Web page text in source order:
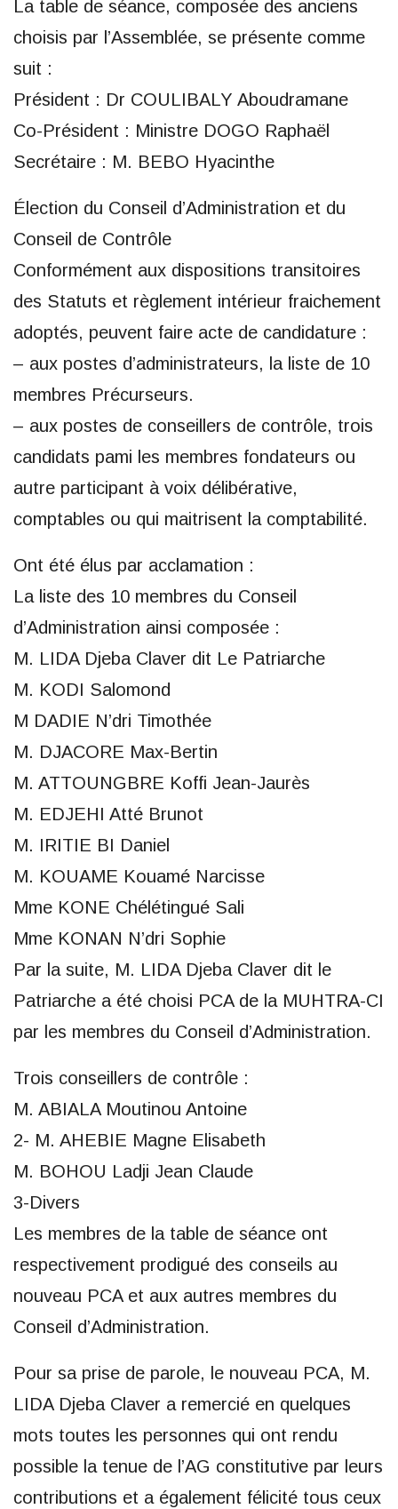
La table de séance, composée des anciens
choisis par l’Assemblée, se présente comme
suit :
Président : Dr COULIBALY Aboudramane
Co-Président : Ministre DOGO Raphaël
Secrétaire : M. BEBO Hyacinthe
Élection du Conseil d’Administration et du
Conseil de Contrôle
Conformément aux dispositions transitoires
des Statuts et règlement intérieur fraichement
adoptés, peuvent faire acte de candidature :
– aux postes d’administrateurs, la liste de 10
membres Précurseurs.
– aux postes de conseillers de contrôle, trois
candidats pami les membres fondateurs ou
autre participant à voix délibérative,
comptables ou qui maitrisent la comptabilité.
Ont été élus par acclamation :
La liste des 10 membres du Conseil
d’Administration ainsi composée :
M. LIDA Djeba Claver dit Le Patriarche
M. KODI Salomond
M DADIE N’dri Timothée
M. DJACORE Max-Bertin
M. ATTOUNGBRE Koffi Jean-Jaurès
M. EDJEHI Atté Brunot
M. IRITIE BI Daniel
M. KOUAME Kouamé Narcisse
Mme KONE Chélétingué Sali
Mme KONAN N’dri Sophie
Par la suite, M. LIDA Djeba Claver dit le
Patriarche a été choisi PCA de la MUHTRA-CI
par les membres du Conseil d’Administration.
Trois conseillers de contrôle :
M. ABIALA Moutinou Antoine
2- M. AHEBIE Magne Elisabeth
M. BOHOU Ladji Jean Claude
3-Divers
Les membres de la table de séance ont
respectivement prodigué des conseils au
nouveau PCA et aux autres membres du
Conseil d’Administration.
Pour sa prise de parole, le nouveau PCA, M.
LIDA Djeba Claver a remercié en quelques
mots toutes les personnes qui ont rendu
possible la tenue de l’AG constitutive par leurs
contributions et a également félicité tous ceux